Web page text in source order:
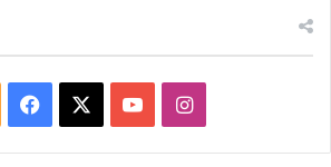
a
o
I
n